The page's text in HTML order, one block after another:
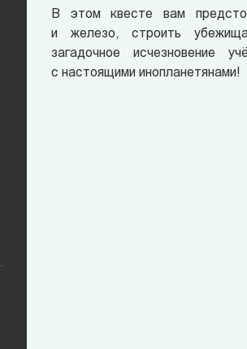
В этом квесте вам
и железо, строить
загадочное исчезновение
с настоящими инопланетянами!